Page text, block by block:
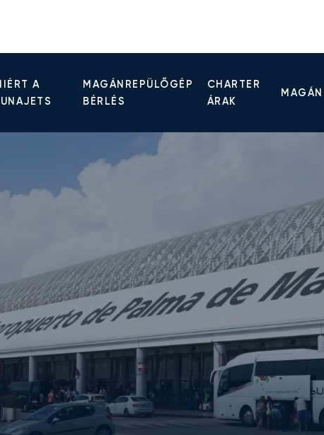
A
MAGÁNREPÜLŐGÉP
BÉRLÉS
CHARTER
ÁRAK